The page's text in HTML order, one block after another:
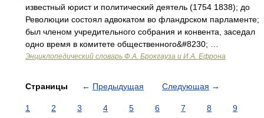
известный юрист и политический деятель (1754 1838); до
Революции состоял адвокатом во фландрском парламенте;
был членом учредительного собрания и конвента, заседал
одно время в комитете общественного&#8230; …
Энциклопедический словарь Ф.А. Брокгауза и И.А. Ефрона
Страницы ← Предыдущая Следующая →
1 2 3 4 5 6 7 8
9